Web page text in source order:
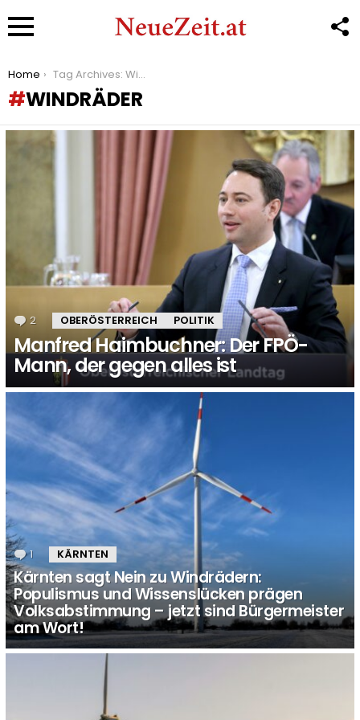
You are here:
Home Tag Archives: Windräder
WINDRÄDER
LATEST
STORIES
2 Kommentare
OBERÖSTERREICH POLITIK
Manfred Haimbuchner: Der FPÖ-
Mann, der gegen alles ist
1 Kommentar
KÄRNTEN
Kärnten sagt Nein zu Windrädern:
Populismus und Wissenslücken prägen
Volksabstimmung – jetzt sind Bürgermeister
am Wort!